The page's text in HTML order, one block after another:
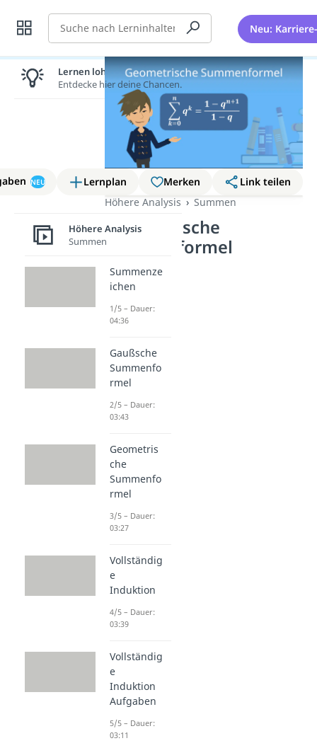
Suche Neu:
NEU Lernplan Merken
Link teilen
Höhere Analysis
Summen
Geometrische
Summenformel
Lernen lohnt sich!
Entdecke hier deine Chancen.
Höhere Analysis
Summen
Summenze
ichen
1/5 – Dauer:
04:36
Gaußsche
Summenfo
rmel
2/5 – Dauer:
03:43
Geometris
che
Summenfo
rmel
3/5 – Dauer:
03:27
Vollständig
e
Induktion
4/5 – Dauer:
03:39
Vollständig
e
Induktion
Aufgaben
5/5 – Dauer:
03:11